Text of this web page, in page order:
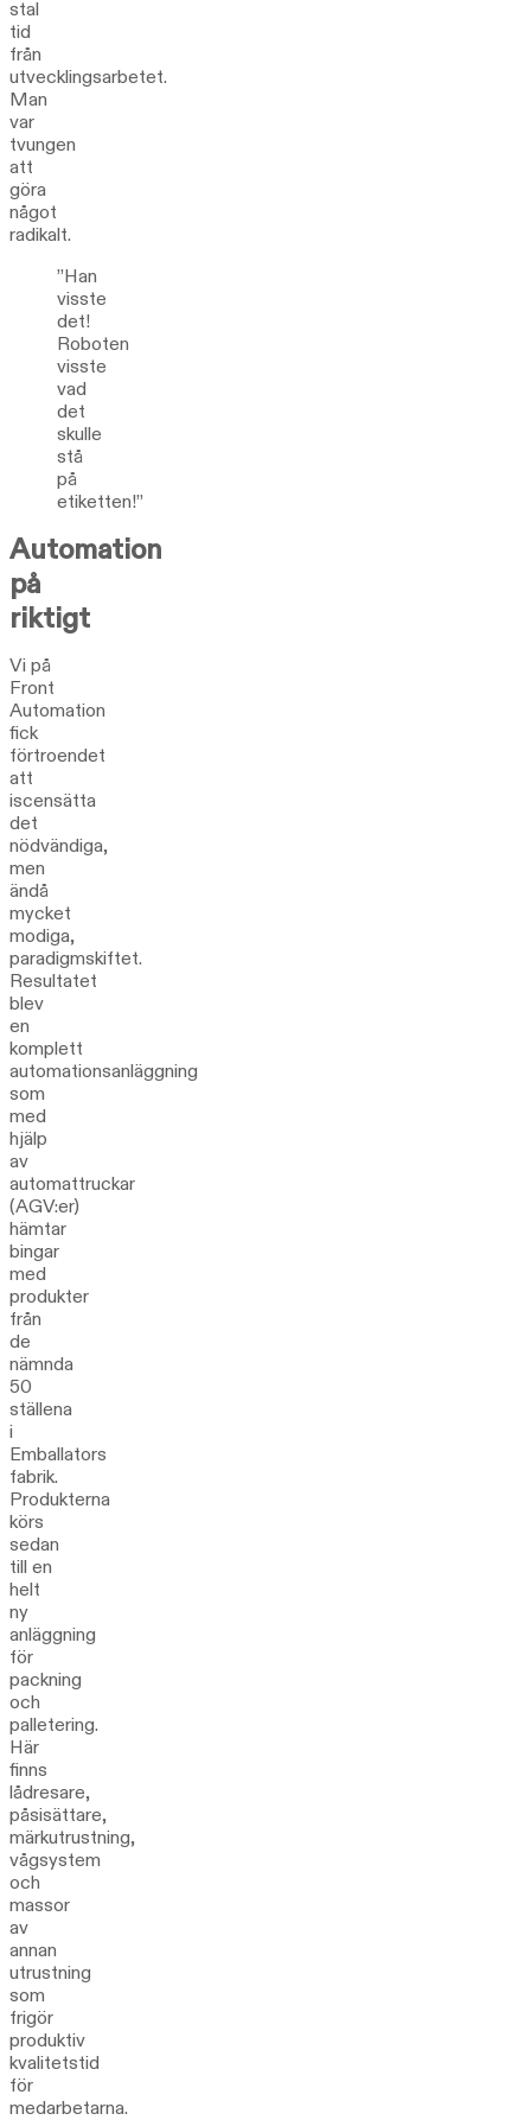
stal
tid
från
utvecklingsarbetet.
Man
var
tvungen
att
göra
något
radikalt.
”Han
visste
det!
Roboten
visste
vad
det
skulle
stå
på
etiketten!”
Automation
på
riktigt
Vi på
Front
Automation
fick
förtroendet
att
iscensätta
det
nödvändiga,
men
ändå
mycket
modiga,
paradigmskiftet.
Resultatet
blev
en
komplett
automationsanläggning
som
med
hjälp
av
automattruckar
(AGV:er)
hämtar
bingar
med
produkter
från
de
nämnda
50
ställena
i
Emballators
fabrik.
Produkterna
körs
sedan
till en
helt
ny
anläggning
för
packning
och
palletering.
Här
finns
lådresare,
påsisättare,
märkutrustning,
vågsystem
och
massor
av
annan
utrustning
som
frigör
produktiv
kvalitetstid
för
medarbetarna.